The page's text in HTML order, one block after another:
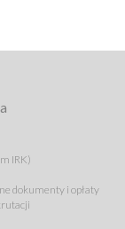
IRK)
dokumenty i opłaty